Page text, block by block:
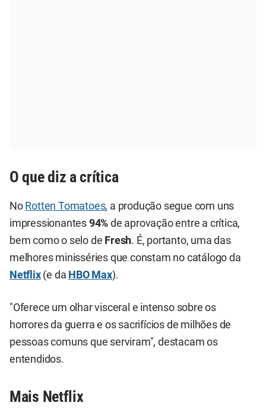
O que diz a crítica
No Rotten Tomatoes, a produção segue com uns
impressionantes 94% de aprovação entre a crítica,
bem como o selo de Fresh. É, portanto, uma das
melhores minisséries que constam no catálogo da
Netflix(e da HBO Max).
"Oferece um olhar visceral e intenso sobre os
horrores da guerra e os sacrifícios de milhões de
pessoas comuns que serviram", destacam os
entendidos.
Mais Netflix